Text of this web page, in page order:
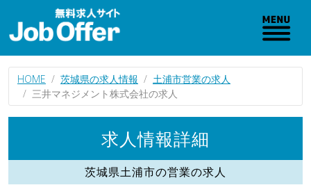
HOME 茨城県の求人情報
土浦市営業の求人
三井マネジメント株式会社の求人
求人情報詳細
茨城県土浦市の営業の求人